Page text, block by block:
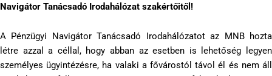
Navigátor Tanácsadó Irodahálózat szakértőitől!
A Pénzügyi Navigátor Tanácsadó Irodahálózatot az MNB hozta
létre azzal a céllal, hogy abban az esetben is lehetőség legyen
személyes ügyintézésre, ha valaki a fővárostól távol él és nem áll